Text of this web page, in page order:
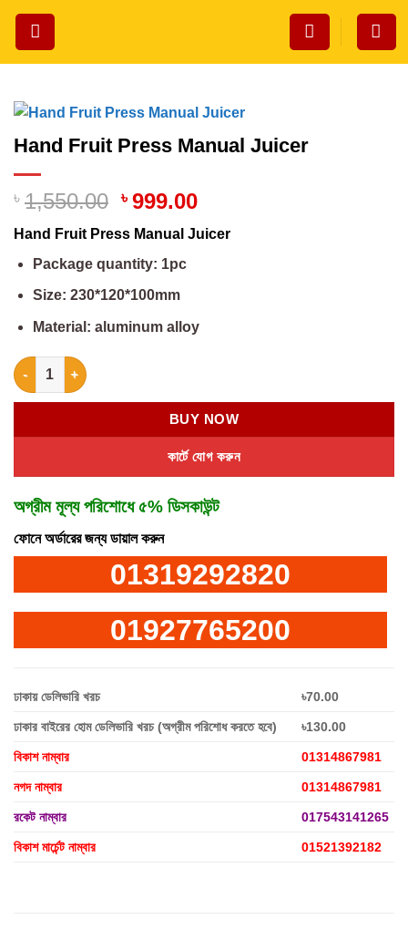
Skip
Hand Fruit Press Manual Juicer
৳ 1,550.00 Original
was:
৳ 1,550.00.
৳999.00Current
is:
Hand Fruit Press Manual Juicer
Package quantity: 1pc
Size: 230*120*100mm
Material: aluminum alloy
Hand Fruit Press Manual Juicer quantity
কার্টে যোগ করুন
BUY NOW
অগ্রীম মূল্য পরিশোধে ৫% ডিসকাউন্ট
ফোনে অর্ডারের জন্য ডায়াল করুন
01319292820
01927765200
ঢাকায় ডেলিভারি খরচ ৳70.00
ঢাকার বাইরের হোম ডেলিভারি খরচ (অগ্রীম পরিশোধ করতে হবে) ৳130.00
বিকাশ নাম্বার 01314867981
নগদ নাম্বার 01314867981
রকেট নাম্বার 017543141265
বিকাশ মার্চেন্ট নাম্বার 01521392182